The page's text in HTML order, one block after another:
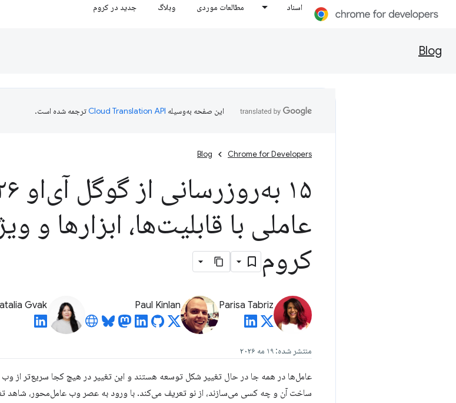
اسناد مطالعات موردی وبلاگ جدید در کروم
Blog
این صفحه به‌وسیله ترجمه شده است.
Chrome for Developers
Blog
عاملی با قابلیت‌ها، ابزارها و
کروم
Parisa Tabriz
Paul Kinlan
Gvak
منتشر شده: ۱۹ مه ۲۰۲۶
عامل‌ها در همه جا در حال تغییر شکل توسعه هستند و این تغییر در هیچ کجا سریع‌تر از وب
ساخت آن و چه کسی می‌سازند، از نو تعریف می‌کند. با ورود به عصر وب عامل‌محور، شاهد